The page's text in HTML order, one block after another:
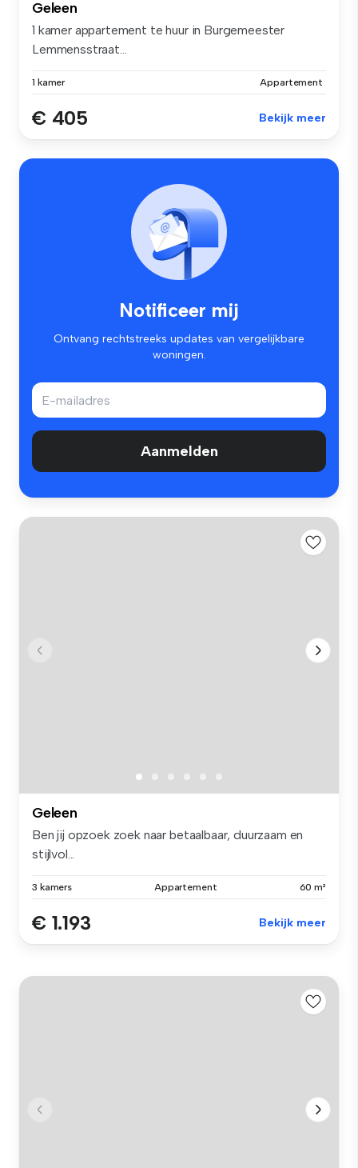
Geleen
1 kamer appartement te huur in Burgemeester
Lemmensstraat...
1 kamer Appartement
€ 405 Bekijk meer
Notificeer mij
Ontvang rechtstreeks updates van vergelijkbare
woningen.
Aanmelden
Geleen
Ben jij opzoek zoek naar betaalbaar, duurzaam en
stijlvol...
3 kamers Appartement 60 m²
€ 1.193 Bekijk meer